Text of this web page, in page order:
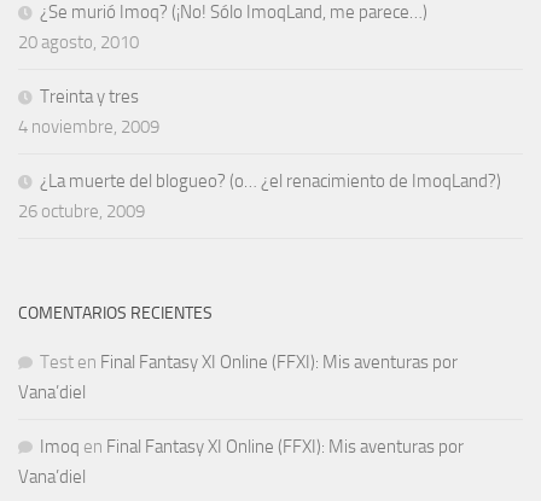
¿Se murió Imoq? (¡No! Sólo ImoqLand, me parece…)
20 agosto, 2010
Treinta y tres
4 noviembre, 2009
¿La muerte del blogueo? (o… ¿el renacimiento de ImoqLand?)
26 octubre, 2009
COMENTARIOS RECIENTES
Test en Final Fantasy XI Online (FFXI): Mis aventuras por
Vana’diel
Imoq en Final Fantasy XI Online (FFXI): Mis aventuras por
Vana’diel